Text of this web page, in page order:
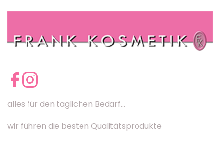
alles für den täglichen Bedarf...
wir führen die besten Qualitätsprodukte